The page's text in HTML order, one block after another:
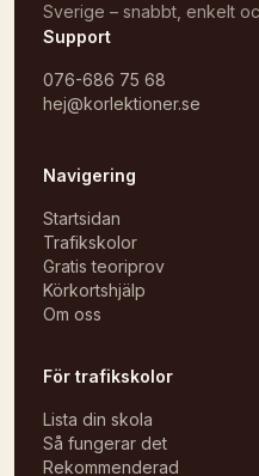
Sverige – snabbt, enkelt
Support
076-686 75 68
hej@korlektioner.se
Navigering
Startsidan
Trafikskolor
Gratis teoriprov
Körkortshjälp
Om oss
För trafikskolor
Lista din skola
Så fungerar det
Rekommenderad